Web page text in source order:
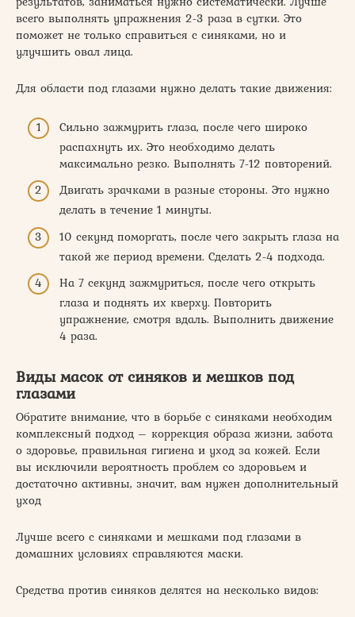
всего выполнять упражнения 2-3 раза в сутки. Это
поможет не только справиться с синяками, но и
улучшить овал лица.
Для области под глазами нужно делать такие движения:
Сильно зажмурить глаза, после чего широко
распахнуть их. Это необходимо делать
максимально резко. Выполнять 7-12 повторений.
Двигать зрачками в разные стороны. Это нужно
делать в течение 1 минуты.
10 секунд поморгать, после чего закрыть глаза на
такой же период времени. Сделать 2-4 подхода.
На 7 секунд зажмуриться, после чего открыть
глаза и поднять их кверху. Повторить
упражнение, смотря вдаль. Выполнить движение
4 раза.
Виды масок от синяков и мешков под
глазами
Обратите внимание, что в борьбе с синяками необходим
комплексный подход – коррекция образа жизни, забота
о здоровье, правильная гигиена и уход за кожей. Если
вы исключили вероятность проблем со здоровьем и
достаточно активны, значит, вам нужен дополнительный
уход
Лучше всего с синяками и мешками под глазами в
домашних условиях справляются маски.
Средства против синяков делятся на несколько видов: